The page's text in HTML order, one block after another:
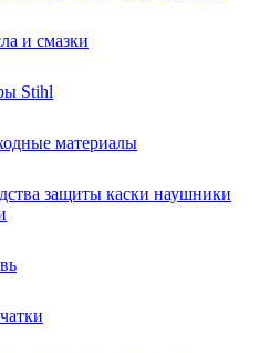
и смазки
Stihl
материалы
защиты каски наушники